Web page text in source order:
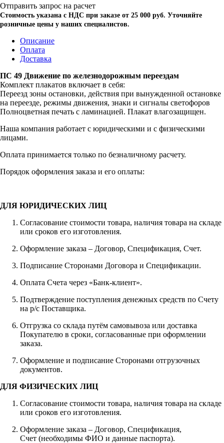
Отправить запрос на расчет
Стоимость указана с НДС при заказе от 25 000 руб. Уточняйте
розничные цены у наших специалистов.
Описание
Оплата
Доставка
ПС 49 Движение по железнодорожным переездам
Комплект плакатов включает в себя:
Переезд зоны остановки, действия при вынужденной остановке
на переезде, режимы движения, знаки и сигналы светофоров
Полноцветная печать с ламинацией. Плакат влагозащищен.
Наша компания работает с юридическими и с физическими
лицами.
Оплата принимается только по безналичному расчету.
Порядок оформления заказа и его оплаты:
ДЛЯ ЮРИДИЧЕСКИХ ЛИЦ
Согласование стоимости товара, наличия товара на складе
или сроков его изготовления.
Оформление заказа – Договор, Спецификация, Счет.
Подписание Сторонами Договора и Спецификации.
Оплата Счета через «Банк-клиент».
Подтверждение поступления денежных средств по Счету
на р/с Поставщика.
Отгрузка со склада путём самовывоза или доставка
Покупателю в сроки, согласованные при оформлении
заказа.
Оформление и подписание Сторонами отгрузочных
документов.
ДЛЯ ФИЗИЧЕСКИХ ЛИЦ
Согласование стоимости товара, наличия товара на складе
или сроков его изготовления.
Оформление заказа – Договор, Спецификация,
Счет (необходимы ФИО и данные паспорта).